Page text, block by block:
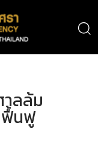
าลล้ม
ฟื้นฟู